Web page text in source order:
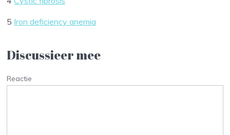
5 Iron deficiency anemia
Discussieer mee
Reactie